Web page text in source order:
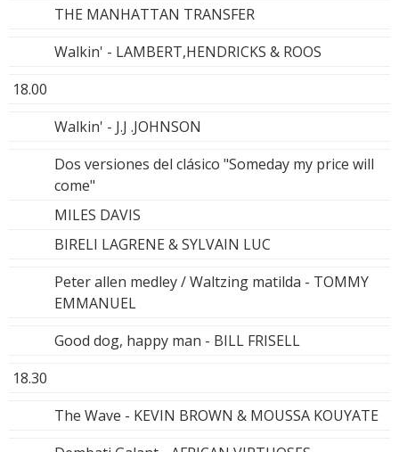
THE MANHATTAN TRANSFER
Walkin' - LAMBERT,HENDRICKS & ROOS
18.00
Walkin' - J.J .JOHNSON
Dos versiones del clásico "Someday my price will
come"
MILES DAVIS
BIRELI LAGRENE & SYLVAIN LUC
Peter allen medley / Waltzing matilda - TOMMY
EMMANUEL
Good dog, happy man - BILL FRISELL
18.30
The Wave - KEVIN BROWN & MOUSSA KOUYATE